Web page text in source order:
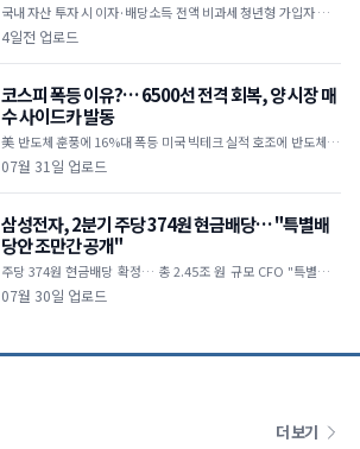
국내 자산 투자 시 이자·배당소득 전액 비과세 청년형 가입자 납입
액 10% 추가 소득공제 기존 일반 ISA는 납입한도 이월 폐지 및 최
4일전 업로드
코스피 폭등 이유?… 6500선 전격 회복, 양 시장 매
수 사이드카 발동
美 반도체 훈풍에 16%대 폭등 미국 빅테크 실적 호조에 반도체 투
심 대폭 개선 외국인 5조 원 대 폭풍 매수 삼성전자·SK하이닉스 2
07월 31일 업로드
삼성전자, 2분기 주당 374원 현금배당… "특별배
당안 조만간 공개"
주당 374원 현금배당 확정… 총 2.45조 원 규모 CFO "특별배당
포함 주주환원안 신속히 발표할 것" 미국 ADR 상장설엔 선 그어…
07월 30일 업로드
더 보기